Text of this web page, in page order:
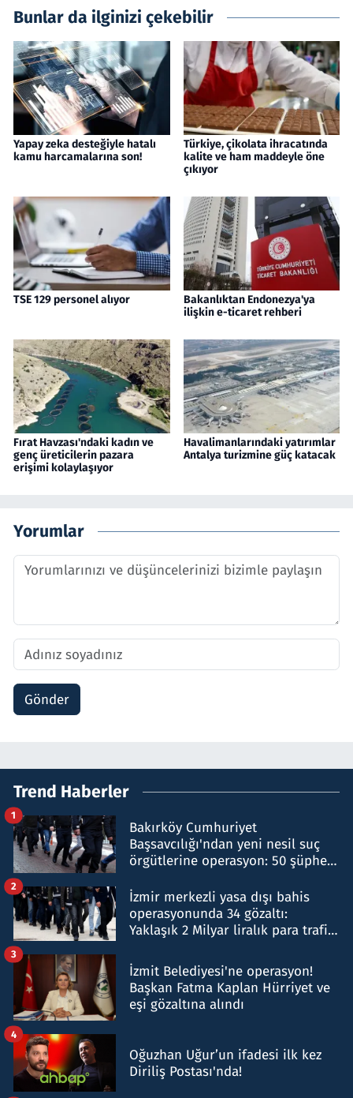
Bunlar da ilginizi çekebilir
Yapay zeka desteğiyle hatalı
kamu harcamalarına son!
Türkiye, çikolata ihracatında
kalite ve ham maddeyle öne
çıkıyor
TSE 129 personel alıyor
Bakanlıktan Endonezya'ya
ilişkin e-ticaret rehberi
Fırat Havzası'ndaki kadın ve
genç üreticilerin pazara
erişimi kolaylaşıyor
Havalimanlarındaki yatırımlar
Antalya turizmine güç katacak
Yorumlar
Gönder
Trend Haberler
Bakırköy Cumhuriyet
Başsavcılığı'ndan yeni nesil suç
örgütlerine operasyon: 50 şüpheli
1
İzmir merkezli yasa dışı bahis
operasyonunda 34 gözaltı:
Yaklaşık 2 Milyar liralık para trafiği
2
İzmit Belediyesi'ne operasyon!
Başkan Fatma Kaplan Hürriyet ve
eşi gözaltına alındı
3
Oğuzhan Uğur’un ifadesi ilk kez
Diriliş Postası'nda!
4